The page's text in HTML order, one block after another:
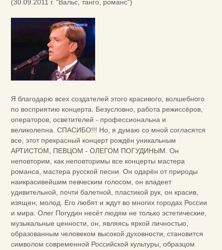
(30.09.2011 г. "Вальс, танго, романс")
Я благодарю всех создателей этого красивого, волшебного
по восприятию концерта. Безусловно, работа режиссёров,
операторов, осветителей - профессиональна и
великолепна. СПАСИБО!!! Но, я думаю со мной согласятся
все, этот прекрасный концерт рождён уникальным
АРТИСТОМ, ПЕВЦОМ - ОЛЕГОМ ПОГУДИНЫМ. Он
неповторим, как неповторимы все концерты мастера
романса, мастера русской песни. Он одарён от природы
наикрасивейшим певческим голосом, он владеет
удивительной, почти балетной, пластикой рук, он красив,
изящен, молод. Его любят и ждут во многих городах России
и мира. Олег Погудин несёт людям не только эстетические,
музыкальные ценности, он, являясь яркой личностью,
образованным человеком высокой духовности, становится
символом современной Российской культуры, образцом